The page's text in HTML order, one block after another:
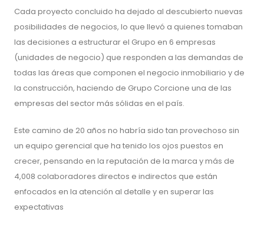
Cada proyecto concluido ha dejado al descubierto nuevas
posibilidades de negocios, lo que llevó a quienes tomaban
las decisiones a estructurar el Grupo en 6 empresas
(unidades de negocio) que responden a las demandas de
todas las áreas que componen el negocio inmobiliario y de
la construcción, haciendo de Grupo Corcione una de las
empresas del sector más sólidas en el país.
Este camino de 20 años no habría sido tan provechoso sin
un equipo gerencial que ha tenido los ojos puestos en
crecer, pensando en la reputación de la marca y más de
4,008 colaboradores directos e indirectos que están
enfocados en la atención al detalle y en superar las
expectativas